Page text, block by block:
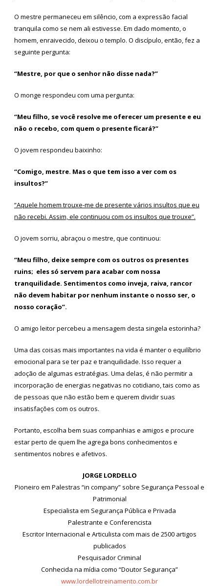
O mestre permaneceu em silêncio, com a expressão facial
tranquila como se nem ali estivesse. Em dado momento, o
homem, enraivecido, deixou o templo. O discípulo, então, fez a
seguinte pergunta:
“Mestre, por que o senhor não disse nada?”
O monge respondeu com uma pergunta:
“Meu filho, se você resolve me oferecer um presente e eu
não o recebo, com quem o presente ficará?”
O jovem respondeu baixinho:
“Comigo, mestre. Mas o que tem isso a ver com os
insultos?”
“Aquele homem trouxe-me de presente vários insultos que eu
não recebi. Assim, ele continuou com os insultos que trouxe”.
O jovem sorriu, abraçou o mestre, que continuou:
“Meu filho, deixe sempre com os outros os presentes
ruins; eles só servem para acabar com nossa
tranquilidade. Sentimentos como inveja, raiva, rancor
não devem habitar por nenhum instante o nosso ser, o
nosso coração”.
O amigo leitor percebeu a mensagem desta singela estorinha?
Uma das coisas mais importantes na vida é manter o equilíbrio
emocional para se ter paz e tranquilidade. Isso requer a
adoção de algumas estratégias. Uma delas, é não permitir a
incorporação de energias negativas no cotidiano, tais como as
de pessoas que não estão bem e querem dividir suas
insatisfações com os outros.
Portanto, escolha bem suas companhias e amigos e procure
estar perto de quem lhe agrega bons conhecimentos e
sentimentos nobres e afetivos.
JORGE LORDELLO
Pioneiro em Palestras “in company” sobre Segurança Pessoal e
Patrimonial
Especialista em Segurança Pública e Privada
Palestrante e Conferencista
Escritor Internacional e Articulista com mais de 2500 artigos
publicados
Pesquisador Criminal
Conhecida na mídia como “Doutor Segurança”
www.lordellotreinamento.com.br